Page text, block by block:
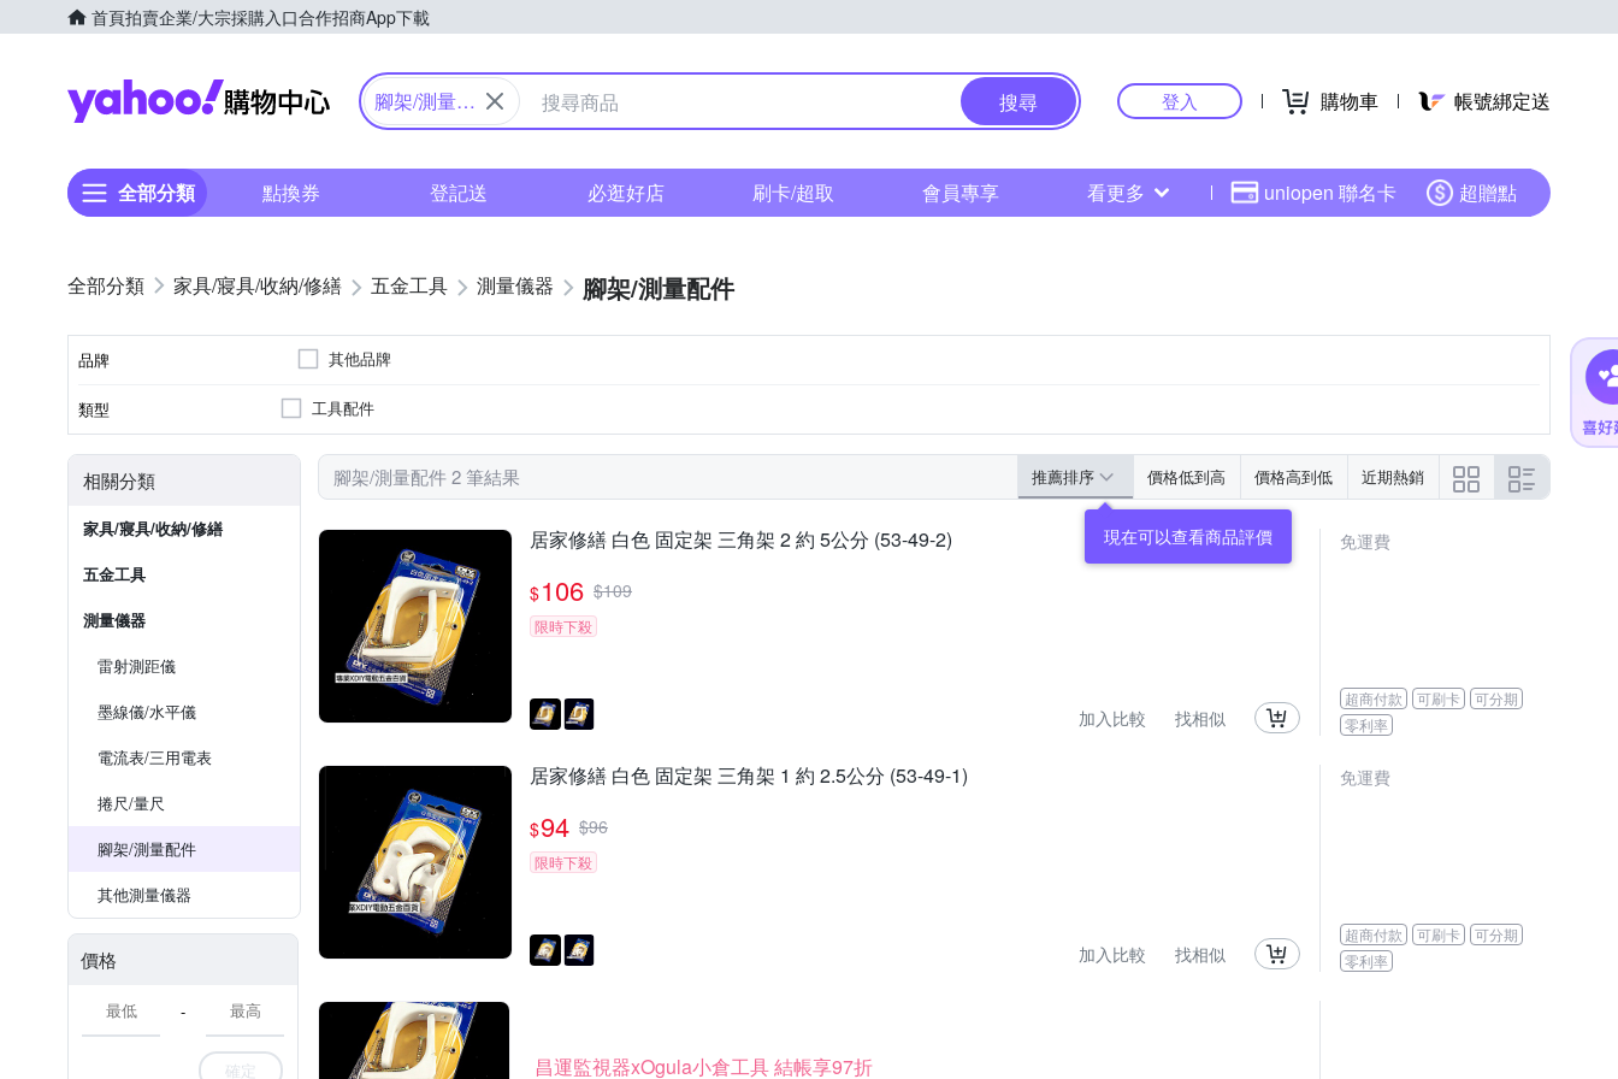
首頁拍賣企業/大宗採購入口合作招商App下載
Yahoo購物中心
腳架/測量配
搜尋 登入 購物車 帳號綁定送
全部分類 點換券 登記送 必逛好店 刷卡/超取 會員專享 看更多 uniopen 聯名卡 超贈點
家具/寢具/收納/修繕 五金工具 測量儀器 腳架/測量配件
品牌 其他品牌
類型 工具配件
相關分類
家具/寢具/收納/修繕
五金工具
測量儀器
雷射測距儀
墨線儀/水平儀
電流表/三用電表
捲尺/量尺
腳架/測量配件
其他測量儀器
價格
-
確定
腳架/測量配件 2 筆結果 推薦排序 價格低到高 價格高到低 近期熱銷
現在可以查看商品評價
居家修繕 白色 固定架 三角架 2 約 5公分 (53-49-2)
$106 $109
限時下殺
加入比較 找相似
免運費
超商付款 可刷卡
可分期
零利率
居家修繕 白色 固定架 三角架 1 約 2.5公分 (53-49-1)
$94 $96
限時下殺
加入比較 找相似
免運費
超商付款 可刷卡
可分期
零利率
昌運監視器xOgula小倉工具 結帳享97折